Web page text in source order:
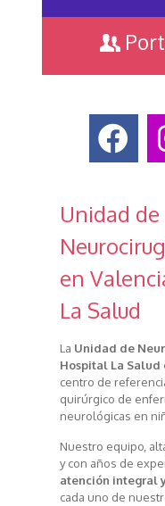
Unidad de
en
La Salud
La Unidad de
Hospital La Salud
centro de
quirúrgico de
neurológicas en
Nuestro equipo,
y con años de
atención integral
cada uno de